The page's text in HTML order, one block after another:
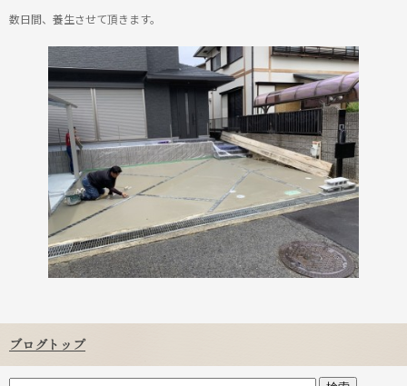
数日間、養生させて頂きます。
ブログトップ